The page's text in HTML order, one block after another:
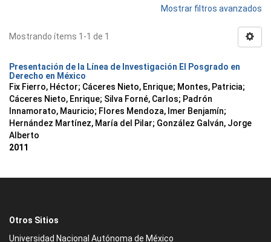
Mostrar filtros avanzados
Mostrando ítems 1-1 de 1
Presentación de la Línea de Investigación El Posgrado en
Derecho en México
Fix Fierro, Héctor; Cáceres Nieto, Enrique; Montes, Patricia;
Cáceres Nieto, Enrique; Silva Forné, Carlos; Padrón
Innamorato, Mauricio; Flores Mendoza, Imer Benjamín;
Hernández Martínez, María del Pilar; González Galván, Jorge
Alberto
2011
Otros Sitios
Universidad Nacional Autónoma de México